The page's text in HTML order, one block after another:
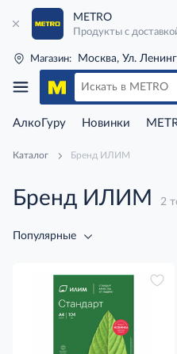
METRO
Продукты с
Магазин: Москва, Ул.
АлкоГуру Новинки
Каталог Бренд ИЛИМ
Бренд ИЛИМ 2
Популярные